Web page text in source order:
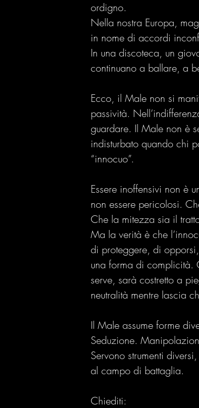
ordigno.
Nella nostra Europa,
in nome di accordi
In una discoteca, un
continuano a ballare, a
Ecco, il Male non si
passività.
guardare. Il Male non è
indisturbato quando chi
“innocuo”.
Essere inoffensivi non è
non essere pericolosi.
Che la mitezza sia il
Ma la verità è che
di proteggere, di
una forma di complicità.
serve, sarà costretto a
neutralità mentre lascia
Il Male assume forme
Seduzione.
Servono strumenti
al campo di battaglia.
Chiediti: